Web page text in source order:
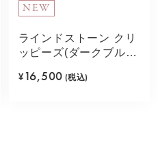
NEW
ラインドストーン クリ
ッピーズ(ダークブル
¥ 16,500 (税込)